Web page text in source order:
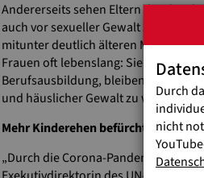
Andererseits sehen Eltern die Ehe
auch vor sexueller Gewalt schützt.
mitunter deutlich älteren Mann und
Frauen oft lebenslang: Sie müssen
Berufsausbildung, bleiben so häufig
und häuslicher Gewalt zu werden.
Mehr Kinderehen befürchtet
„Durch die Corona-Pandemie sind
Durch
nicht